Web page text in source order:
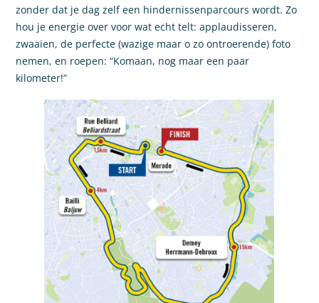
zonder dat je dag zelf een hindernissenparcours wordt. Zo
hou je energie over voor wat echt telt: applaudisseren,
zwaaien, de perfecte (wazige maar o zo ontroerende) foto
nemen, en roepen: “Komaan, nog maar een paar
kilometer!”